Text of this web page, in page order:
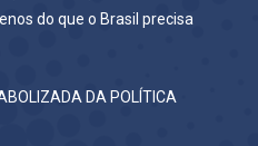
do que o Brasil precisa
DA POLÍTICA